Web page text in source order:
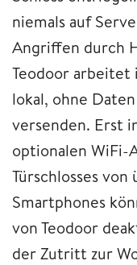
niemals auf
Angriffen durch
Teodoor
lokal, ohne
versenden. Erst
optionalen WiFi-
Türschlosses
Smartphones
von Teodoor
der Zutritt zur